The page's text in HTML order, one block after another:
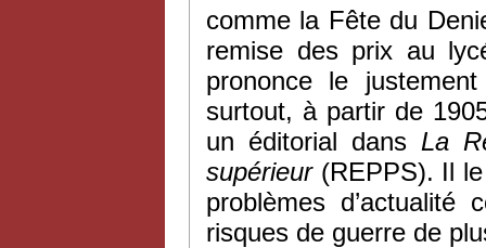
comme la Fête du
remise des prix au
prononce le
surtout, à partir de
un éditorial dans La
supérieur (REPPS). Il
problèmes
risques de guerre de